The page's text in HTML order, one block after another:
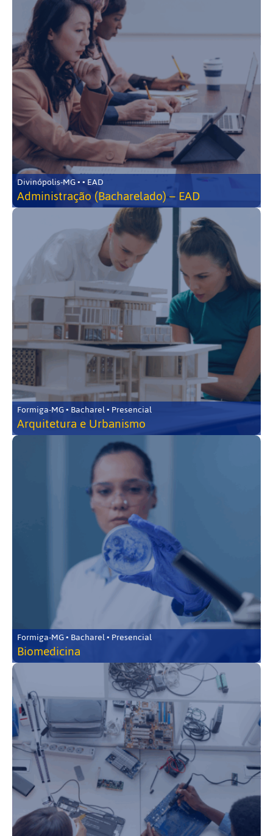
Divinópolis-MG • • EAD
Administração (Bacharelado) – EAD
Formiga-MG • Bacharel • Presencial
Arquitetura e Urbanismo
Formiga-MG • Bacharel • Presencial
Biomedicina